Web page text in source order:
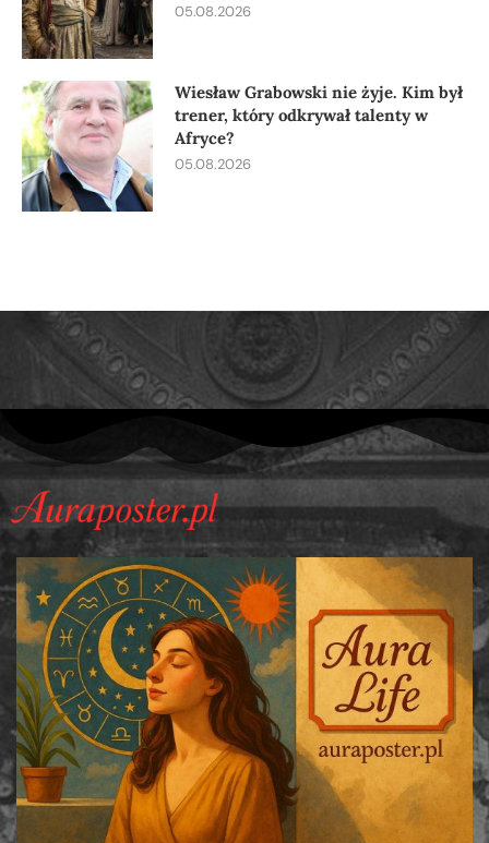
05.08.2026
Wiesław Grabowski nie żyje. Kim był
trener, który odkrywał talenty w
Afryce?
05.08.2026